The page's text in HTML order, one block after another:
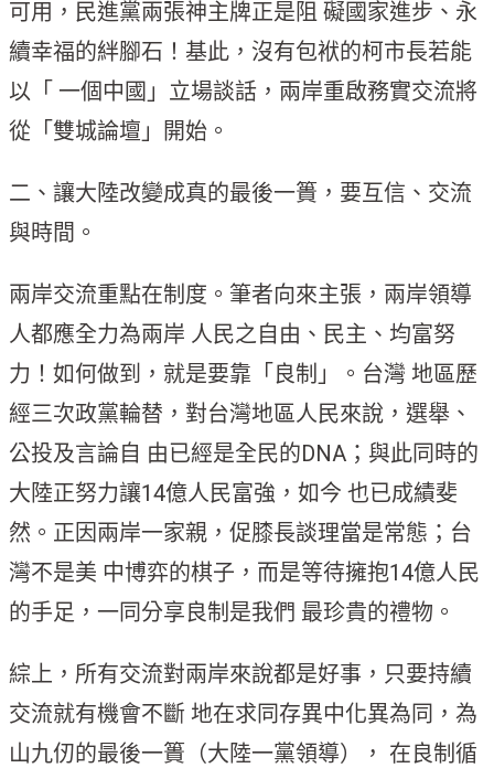
可用，民進黨兩張神主牌正是阻 礙國家進步、永
續幸福的絆腳石！基此，沒有包袱的柯市長若能
以「 一個中國」立場談話，兩岸重啟務實交流將
從「雙城論壇」開始。
二、讓大陸改變成真的最後一簣，要互信、交流
與時間。
兩岸交流重點在制度。筆者向來主張，兩岸領導
人都應全力為兩岸 人民之自由、民主、均富努
力！如何做到，就是要靠「良制」。台灣 地區歷
經三次政黨輪替，對台灣地區人民來說，選舉、
公投及言論自 由已經是全民的DNA；與此同時的
大陸正努力讓14億人民富強，如今 也已成績斐
然。正因兩岸一家親，促膝長談理當是常態；台
灣不是美 中博弈的棋子，而是等待擁抱14億人民
的手足，一同分享良制是我們 最珍貴的禮物。
綜上，所有交流對兩岸來說都是好事，只要持續
交流就有機會不斷 地在求同存異中化異為同，為
山九仞的最後一簣（大陸一黨領導）， 在良制循